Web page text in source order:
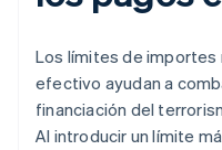
Los límites de importes
efectivo ayudan a
financiación del
Al introducir un límite